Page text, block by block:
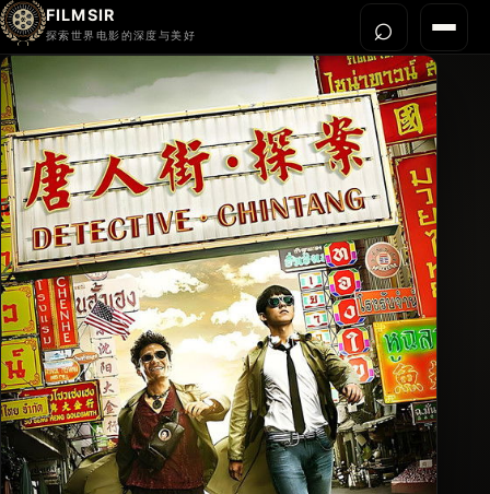
FILMSIR
探索世界电影的深度与美好 菜单
首页
今晚看什么
世界电影节
导演宇宙
影片库
影评与解读
关于我们
⌕打开